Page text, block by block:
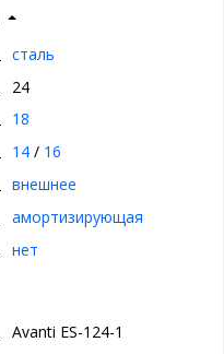
сталь
24
18
14/ 16
внешнее
амортизирующая
нет
Avanti ES-124-1